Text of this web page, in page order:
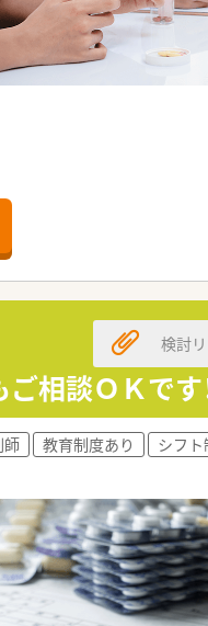
ています。
相談ＯＫです
検討
師 教育制度あり
シフト